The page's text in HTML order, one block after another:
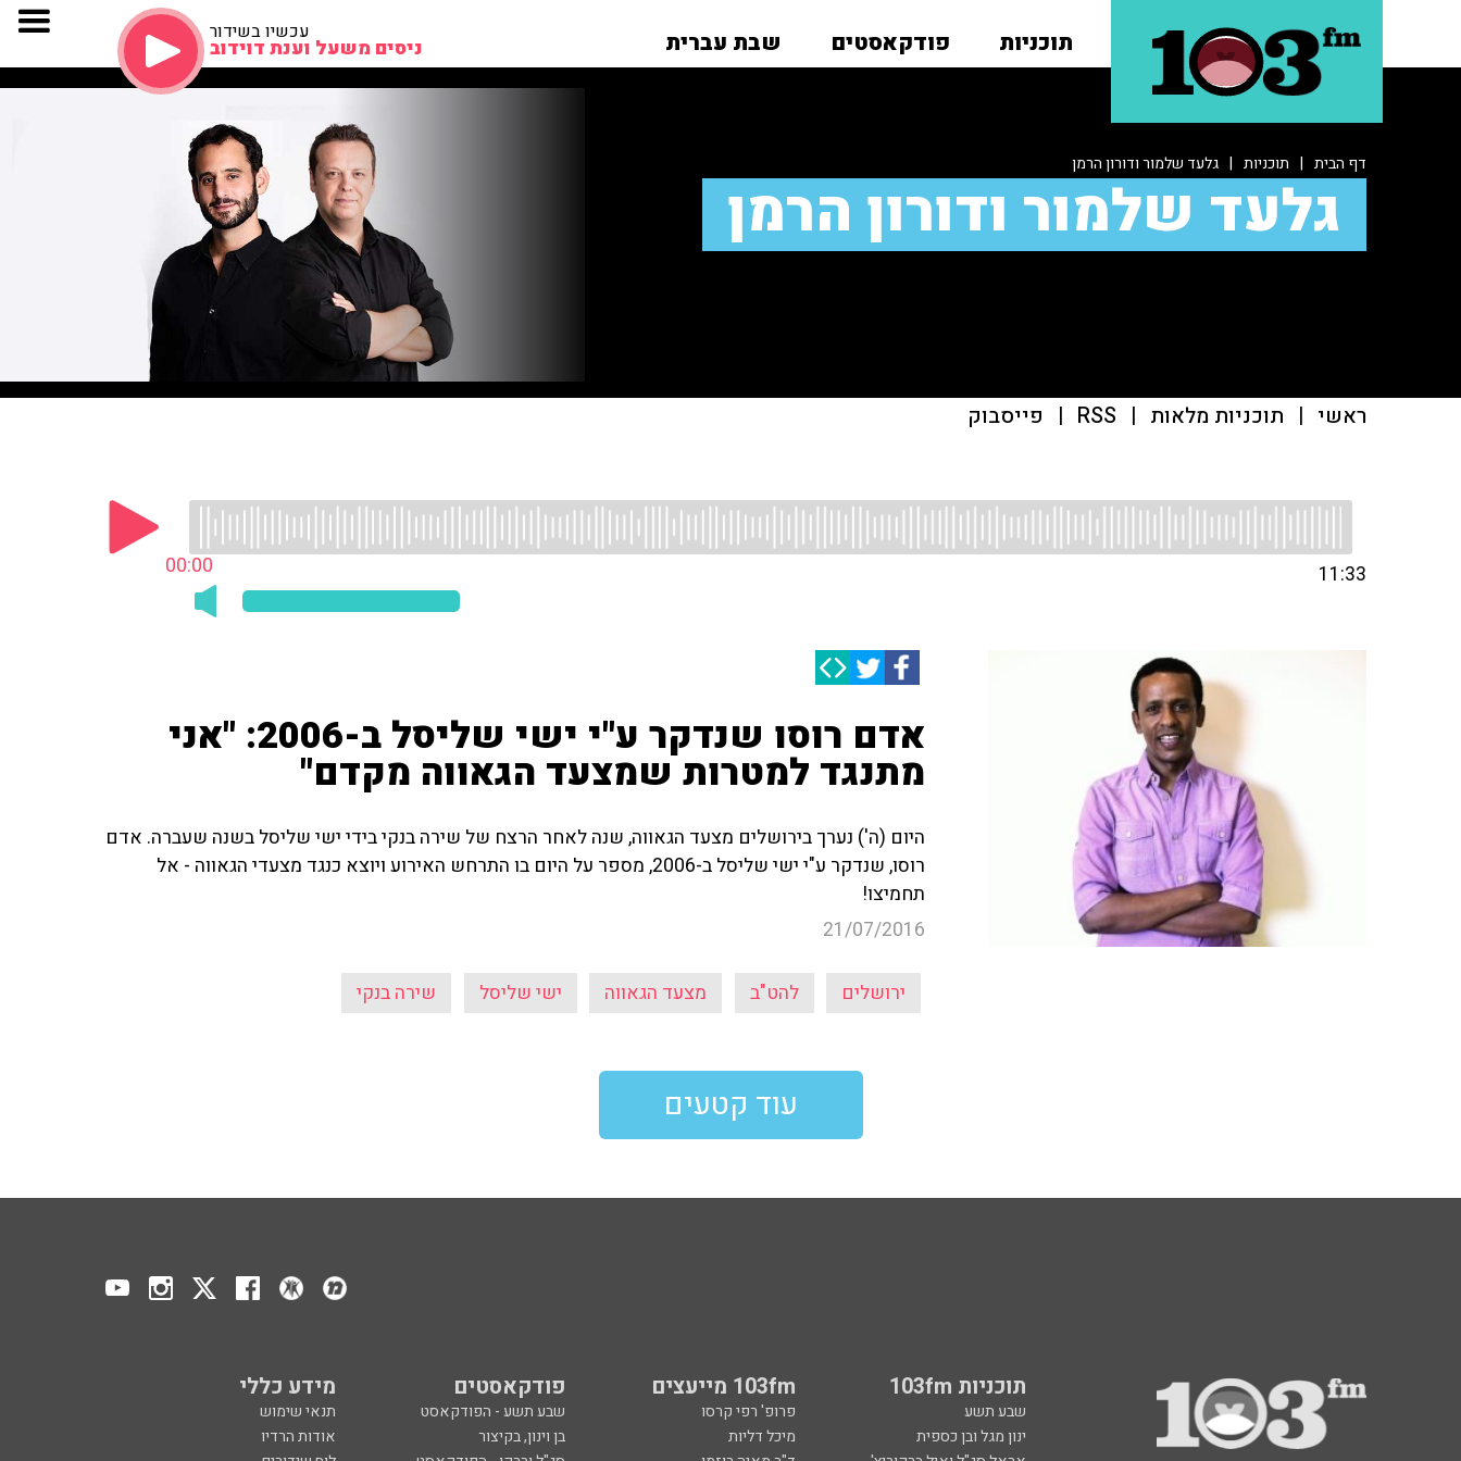
תוכניות פודקאסטים שבת עברית עכשיו בשידור
ניסים משעל וענת דוידוב
דף הבית | תוכניות | גלעד שלמור ודורון הרמן
גלעד שלמור ודורון הרמן
ראשי | תוכניות מלאות |
RSS
| פייסבוק
00:00 11:33
אדם רוסו שנדקר ע"י ישי שליסל ב-2006: "אני
מתנגד למטרות שמצעד הגאווה מקדם"
היום (ה') נערך בירושלים מצעד הגאווה, שנה לאחר הרצח של שירה בנקי בידי ישי שליסל בשנה שעברה. אדם
רוסו, שנדקר ע"י ישי שליסל ב-2006, מספר על היום בו התרחש האירוע ויוצא כנגד מצעדי הגאווה - אל
תחמיצו!
21/07/2016
ירושלים להט"ב מצעד הגאווה ישי שליסל שירה בנקי
עוד קטעים
תוכניות 103fm 103fm מייעצים פודקאסטים מידע כללי
שבע תשע פרופ' רפי קרסו שבע תשע - הפודקאסט
תנאי שימוש
ינון מגל ובן כספית
מיכל דליות בן וינון, בקיצור
אודות הרדיו